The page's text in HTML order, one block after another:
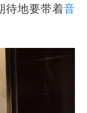
待地要带着音